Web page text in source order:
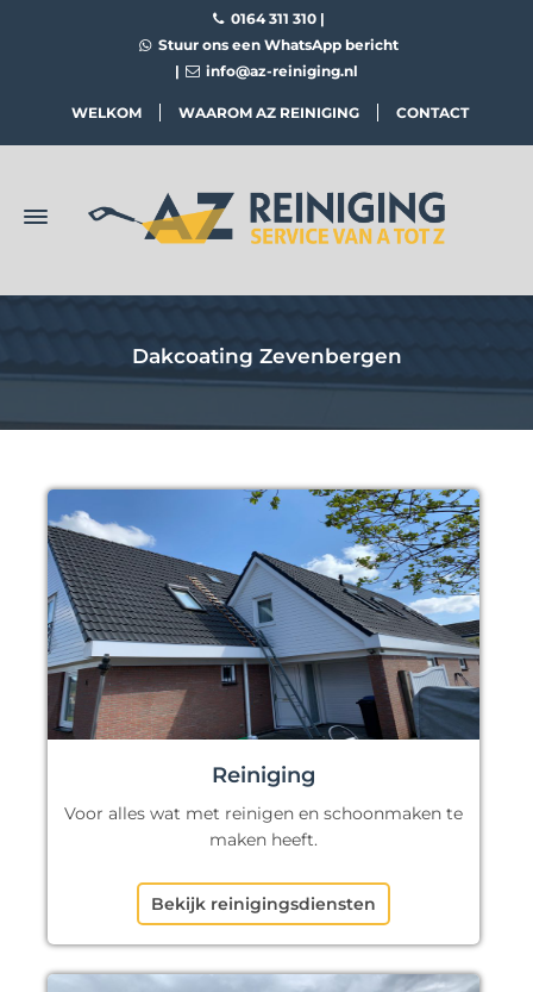
0164 311 310 |
Stuur ons een WhatsApp bericht
|
info@az-reiniging.nl
WELKOM WAAROM AZ REINIGING CONTACT
Dakcoating Zevenbergen
Reiniging
Voor alles wat met reinigen en schoonmaken te
maken heeft.
Bekijk reinigingsdiensten